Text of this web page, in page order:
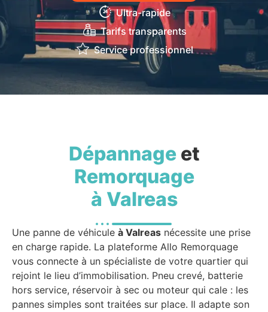
Ultra-rapide
Tarifs transparents
Service professionnel
Dépannageet
Remorquage
à Valreas
Une panne de véhicule à Valreas nécessite une prise
en charge rapide. La plateforme Allo Remorquage
vous connecte à un spécialiste de votre quartier qui
rejoint le lieu d’immobilisation. Pneu crevé, batterie
hors service, réservoir à sec ou moteur qui cale : les
pannes simples sont traitées sur place. Il adapte son